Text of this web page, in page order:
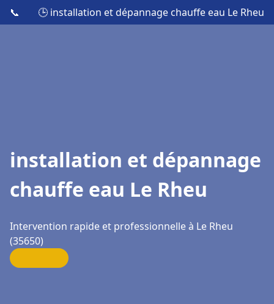
📞 🕒 installation et dépannage chauffe eau Le Rheu
installation et dépannage
chauffe eau Le Rheu
Intervention rapide et professionnelle à Le Rheu
(35650)